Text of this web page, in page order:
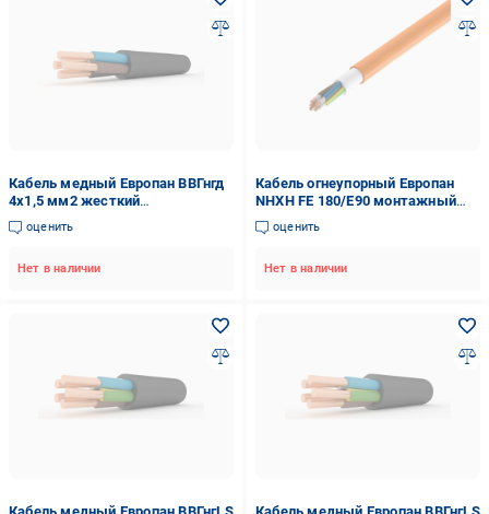
Кабель медный Европан ВВГнгд
4x1,5 мм2 жесткий
четырехжильный-
однопроволочный (1241604-1C)
оценить
Нет в наличии
Кабель огнеупорный Европан
NHXH FE 180/E90 монтажный
жесткий пятижильный/
однопроволочный 5х6 мм2
оценить
Нет в наличии